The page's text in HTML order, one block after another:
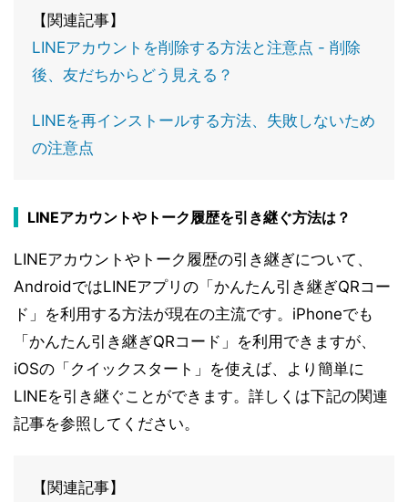
【関連記事】
LINEアカウントを削除する方法と注意点 - 削除
後、友だちからどう見える？
LINEを再インストールする方法、失敗しないため
の注意点
LINEアカウントやトーク履歴を引き継ぐ方法は？
LINEアカウントやトーク履歴の引き継ぎについて、
AndroidではLINEアプリの「かんたん引き継ぎQRコー
ド」を利用する方法が現在の主流です。iPhoneでも
「かんたん引き継ぎQRコード」を利用できますが、
iOSの「クイックスタート」を使えば、より簡単に
LINEを引き継ぐことができます。詳しくは下記の関連
記事を参照してください。
【関連記事】